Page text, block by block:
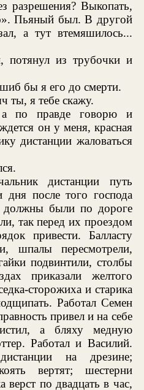
разрешения? Выкопать,
Пьяный был. В другой
а тут втемяшилось...
потянул из трубочки и
бы я его до смерти.
ты, я тебе скажу.
правде говорю и
он у меня, красная
дистанции жаловаться
дистанции путь
дня после того господа
должны были по дороге
так перед их проездом
привести. Балласту
шпалы пересмотрели,
подвинтили, столбы
приказали желтого
сторожиха и старика
Работал Семен
привел и на себе
а бляху медную
Работал и Василий.
на дрезине;
вертят; шестерни
по двадцать в час,